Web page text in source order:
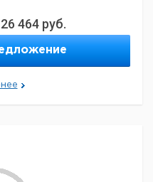
26 464 руб.